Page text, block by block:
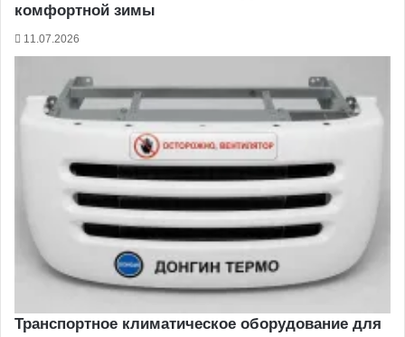
комфортной зимы
11.07.2026
Транспортное климатическое оборудование для